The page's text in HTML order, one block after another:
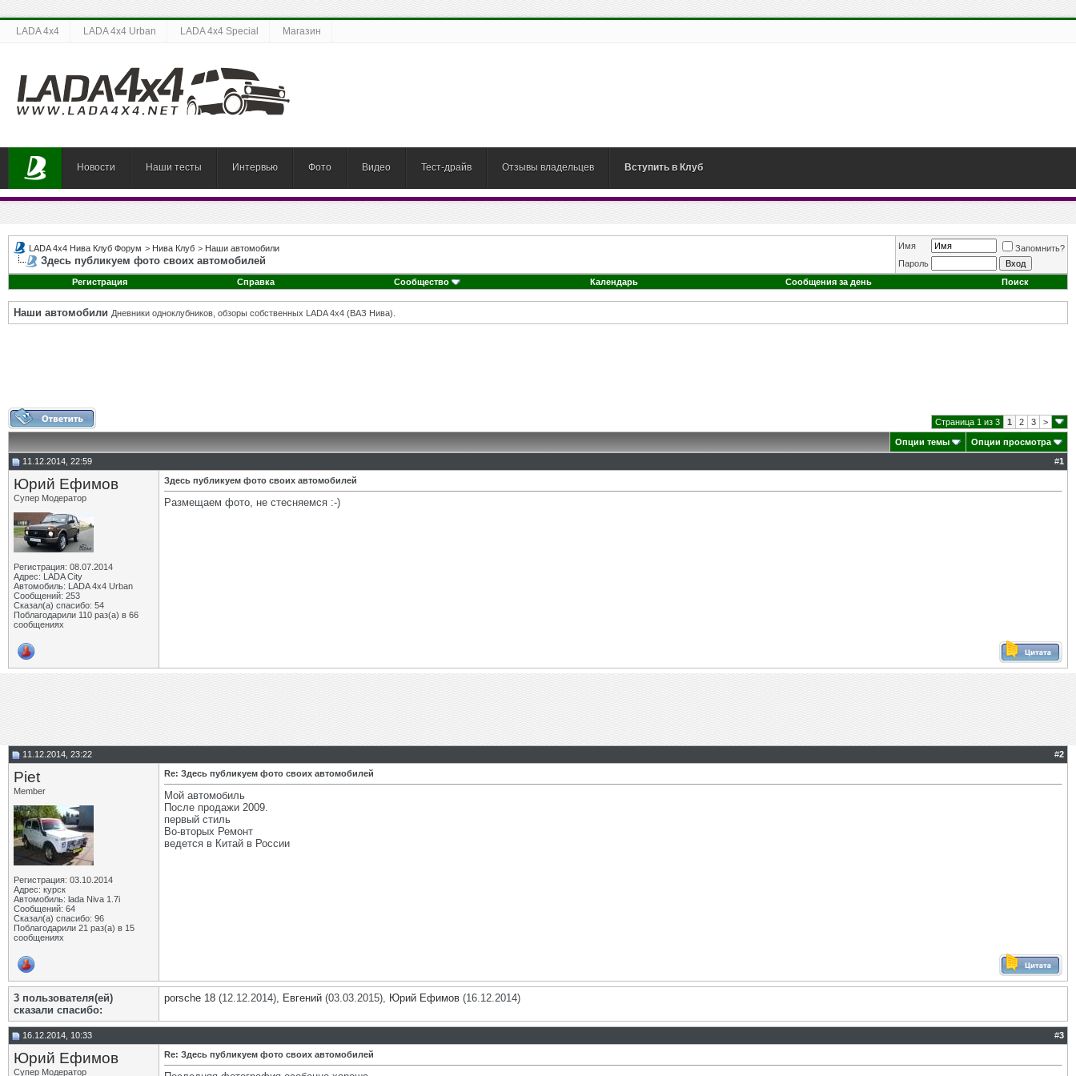
LADA 4x4 LADA 4x4 Urban LADA 4x4 Special Магазин
Новости Наши тесты Интервью Фото Видео Тест-драйв Отзывы владельцев Вступить в Клуб
LADA 4x4 Нива Клуб Форум > Нива Клуб > Наши автомобили
Здесь публикуем фото своих автомобилей
Имя
Запомнить?
Пароль
Регистрация
Справка Сообщество Календарь Сообщения за день Поиск
Наши автомобили Дневники одноклубников, обзоры собственных LADA 4x4 (ВАЗ Нива).
Страница 1 из 3 1 2 3 >
Опции темы
Опции просмотра
11.12.2014, 22:59
#1
Юрий Ефимов
Супер Модератор
Регистрация: 08.07.2014
Адрес: LADA City
Автомобиль: LADA 4x4 Urban
Сообщений: 253
Сказал(а) спасибо: 54
Поблагодарили 110 раз(а) в 66
сообщениях
Здесь публикуем фото своих автомобилей
Размещаем фото, не стесняемся :-)
11.12.2014, 23:22 #2
Piet
Member
Регистрация: 03.10.2014
Адрес: курск
Автомобиль: lada Niva 1.7i
Сообщений: 64
Сказал(а) спасибо: 96
Поблагодарили 21 раз(а) в 15
сообщениях
Re: Здесь публикуем фото своих автомобилей
Мой автомобиль
После продажи 2009.
первый стиль
Во-вторых Ремонт
ведется в Китай в России
3 пользователя(ей)
сказали cпасибо:
porsche 18 (12.12.2014), Евгений (03.03.2015), Юрий Ефимов (16.12.2014)
16.12.2014, 10:33 #3
Юрий Ефимов
Супер Модератор
Re: Здесь публикуем фото своих автомобилей